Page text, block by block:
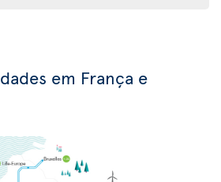
em França e